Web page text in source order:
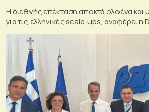
Η διεθνής επέκταση αποκτά ολοένα και
για τις ελληνικές scale-ups, αναφέρει η